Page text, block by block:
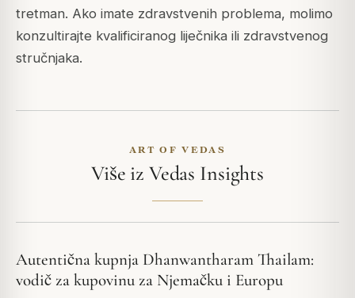
tretman. Ako imate zdravstvenih problema, molimo
konzultirajte kvalificiranog liječnika ili zdravstvenog
stručnjaka.
ART OF VEDAS
Više iz Vedas Insights
Autentična kupnja Dhanwantharam Thailam:
vodič za kupovinu za Njemačku i Europu